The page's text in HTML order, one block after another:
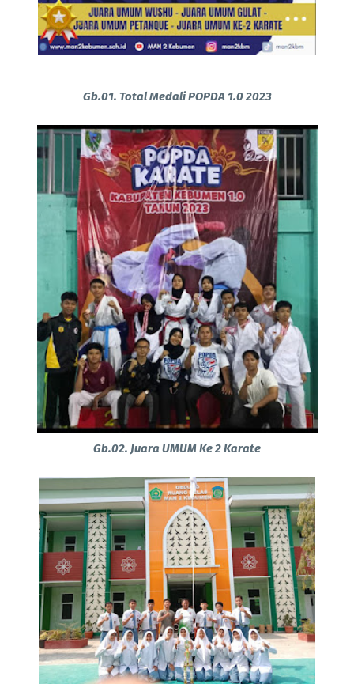
Gb.01. Total Medali POPDA 1.0 2023
Gb.02. Juara UMUM Ke 2 Karate